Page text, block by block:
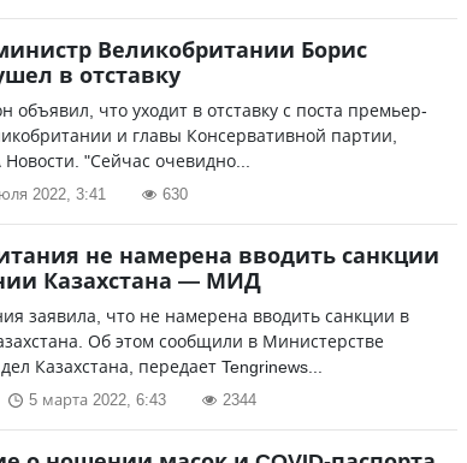
Великобритании Борис
в отставку
объявил, что уходит в отставку с поста премьер-
и главы Консервативной партии,
"Сейчас очевидно...
2022, 3:41 630
не намерена вводить санкции
Казахстана — МИД
заявила, что не намерена вводить санкции в
Об этом сообщили в Министерстве
Казахстана, передает Tengrinews...
5 марта 2022, 6:43 2344